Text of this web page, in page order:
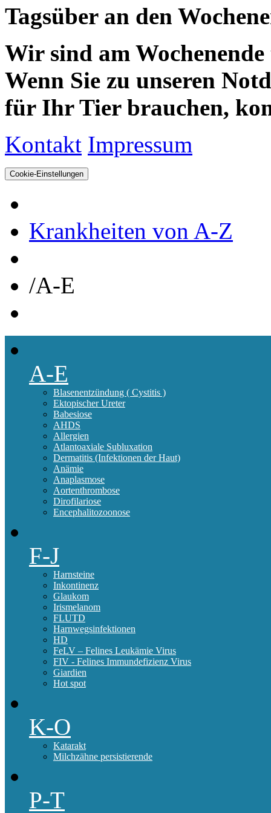
Tagsüber an den
Wir sind am
Wenn Sie zu unseren
für Ihr Tier brauchen,
Kontakt Impressum
Cookie-Einstellungen
Krankheiten von A-Z
/A-E
A-E
Blasenentzündung ( Cystitis )
Ektopischer Ureter
Babesiose
AHDS
Allergien
Atlantoaxiale Subluxation
Dermatitis (Infektionen der Haut)
Anämie
Anaplasmose
Aortenthrombose
Dirofilariose
Encephalitozoonose
F-J
Harnsteine
Inkontinenz
Glaukom
Irismelanom
FLUTD
Harnwegsinfektionen
HD
FeLV – Felines Leukämie Virus
FIV - Felines Immundefizienz Virus
Giardien
Hot spot
K-O
Katarakt
Milchzähne persistierende
P-T